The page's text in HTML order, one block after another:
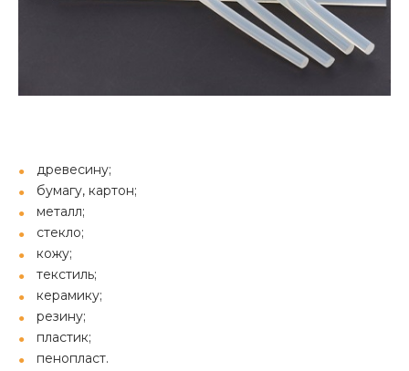
древесину;
бумагу, картон;
металл;
стекло;
кожу;
текстиль;
керамику;
резину;
пластик;
пенопласт.